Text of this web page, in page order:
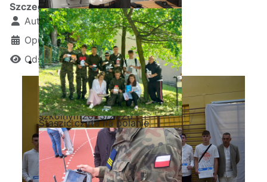
Ostatnia garść certyfikatów
Akademii CISCO w roku
szkolnym2025/2026
Staszic czyta na polanie
Szczegóły
Autor:Kamil Krosta
Opublikowano: 26 czerwiec 2023
Odsłon: 2331